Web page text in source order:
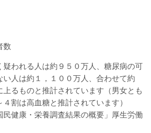
数
われる人は約９５０万人、糖尿病の可
い人は約１，１００万人、合わせて約
上るものと推計されています（男女とも
４割は高血糖と推計されています）
民健康・栄養調査結果の概要」厚生労働